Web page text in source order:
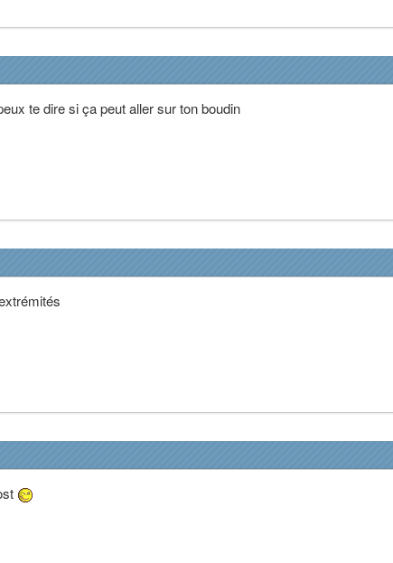
te dire si ça peut aller sur ton boudin